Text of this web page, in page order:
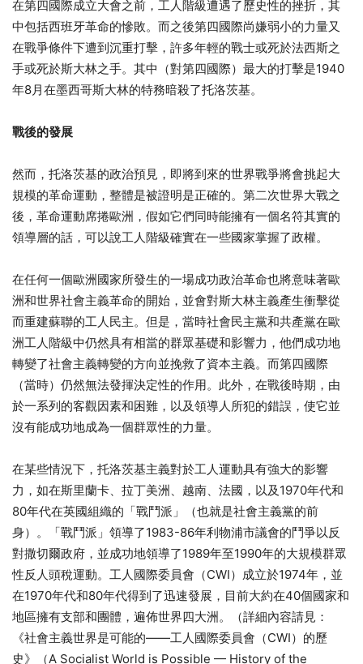
在第四國際成立大會之前，工人階級遭遇了歷史性的挫折，其
中包括西班牙革命的慘敗。而之後第四國際尚嫌弱小的力量又
在戰爭條件下遭到沉重打擊，許多年輕的戰士或死於法西斯之
手或死於斯大林之手。其中（對第四國際）最大的打擊是1940
年8月在墨西哥斯大林的特務暗殺了托洛茨基。
戰後的發展
然而，托洛茨基的政治預見，即將到來的世界戰爭將會挑起大
規模的革命運動，整體是被證明是正確的。第二次世界大戰之
後，革命運動席捲歐洲，假如它們同時能擁有一個名符其實的
領導層的話，可以說工人階級確實在一些國家掌握了政權。
在任何一個歐洲國家所發生的一場成功政治革命也將意味著歐
洲和世界社會主義革命的開始，並會對斯大林主義產生衝擊從
而重建蘇聯的工人民主。但是，當時社會民主黨和共產黨在歐
洲工人階級中仍然具有相當的群眾基礎和影響力，他們成功地
轉變了社會主義轉變的方向並挽救了資本主義。而第四國際
（當時）仍然無法發揮決定性的作用。此外，在戰後時期，由
於一系列的客觀因素和困難，以及領導人所犯的錯誤，使它並
沒有能成功地成為一個群眾性的力量。
在某些情況下，托洛茨基主義對於工人運動具有強大的影響
力，如在斯里蘭卡、拉丁美洲、越南、法國，以及1970年代和
80年代在英國組織的「戰鬥派」（也就是社會主義黨的前
身）。「戰鬥派」領導了1983-86年利物浦市議會的鬥爭以反
對撒切爾政府，並成功地領導了1989年至1990年的大規模群眾
性反人頭稅運動。工人國際委員會（CWI）成立於1974年，並
在1970年代和80年代得到了迅速發展，目前大約在40個國家和
地區擁有支部和團體，遍佈世界四大洲。（詳細內容請見：
《社會主義世界是可能的——工人國際委員會（CWI）的歷
史》（A Socialist World is Possible — History of the